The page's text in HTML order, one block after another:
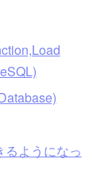
ようになっ